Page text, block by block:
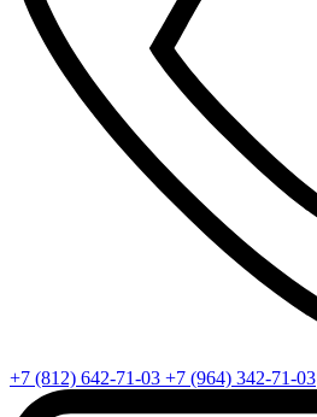
+7 (812) 642-71-03 +7 (964) 342-71-03